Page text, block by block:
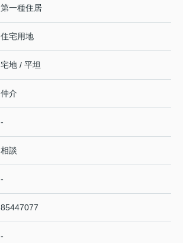
第一種住居
住宅用地
宅地 / 平坦
仲介
-
相談
-
85447077
-